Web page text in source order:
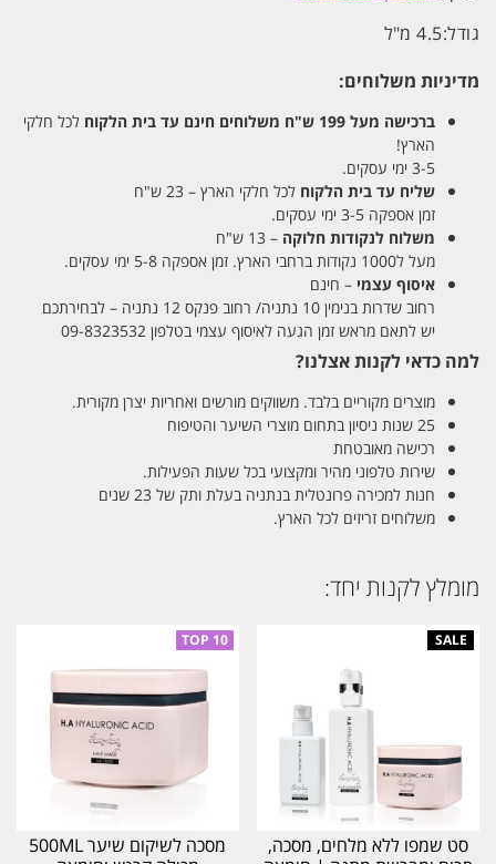
גודל:4.5 מ"ל
מדיניות משלוחים:
ברכישה מעל 199 ש"ח משלוחים חינם עד בית הלקוח לכל חלקי
הארץ!
3-5 ימי עסקים.
שליח עד בית הלקוח לכל חלקי הארץ – 23 ש"ח
זמן אספקה 3-5 ימי עסקים.
משלוח לנקודות חלוקה – 13 ש"ח
מעל ל1000 נקודות ברחבי הארץ. זמן אספקה 5-8 ימי עסקים.
איסוף עצמי – חינם
רחוב שדרות בנימין 10 נתניה/ רחוב פנקס 12 נתניה – לבחירתכם
יש לתאם מראש זמן הגעה לאיסוף עצמי בטלפון 09-8323532
למה כדאי לקנות אצלנו?
מוצרים מקוריים בלבד. משווקים מורשים ואחריות יצרן מקורית.
25 שנות ניסיון בתחום מוצרי השיער והטיפוח
רכישה מאובטחת
שירות טלפוני מהיר ומקצועי בכל שעות הפעילות.
חנות למכירה פרונטלית בנתניה בעלת ותק של 23 שנים
משלוחים זריזים לכל הארץ.
מומלץ לקנות יחד:
סט שמפו ללא מלחים, מסכה,
מסכה לשיקום שיער 500ML